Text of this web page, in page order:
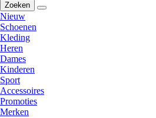
Zoeken
Nieuw
Schoenen
Kleding
Heren
Dames
Kinderen
Sport
Accessoires
Promoties
Merken